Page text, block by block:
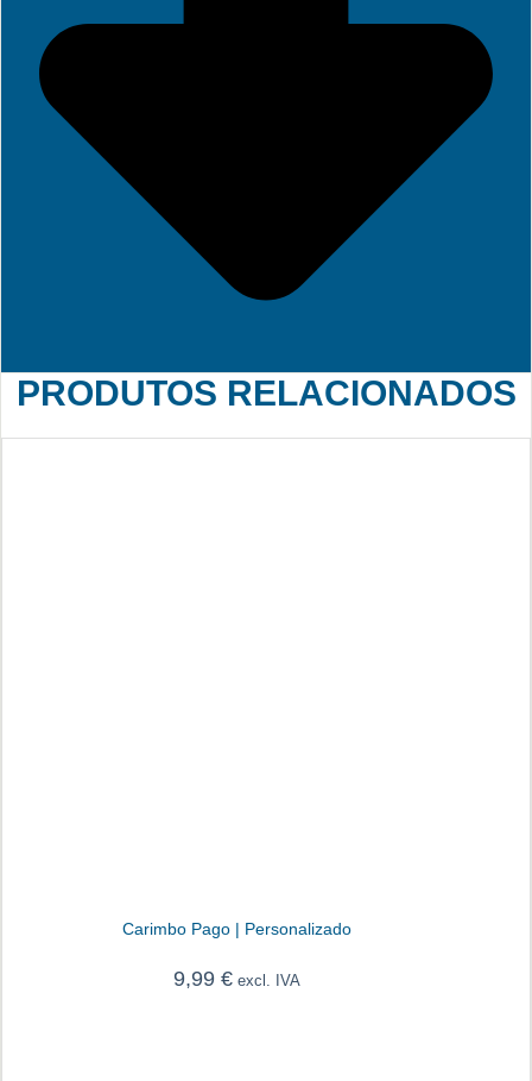
PRODUTOS RELACIONADOS
Carimbo Pago | Personalizado
9,99 €excl. IVA